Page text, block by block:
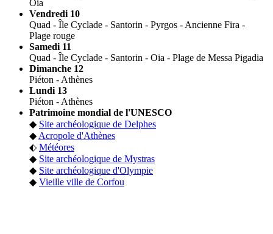
Oia
Vendredi 10
Quad - Île Cyclade - Santorin - Pyrgos - Ancienne Fira -
Plage rouge
Samedi 11
Quad - Île Cyclade - Santorin - Oia - Plage de Messa Pigadia
Dimanche 12
Piéton - Athènes
Lundi 13
Piéton - Athènes
Patrimoine mondial de l'UNESCO
◆ Site archéologique de Delphes
◆ Acropole d'Athènes
⬖ Météores
◆ Site archéologique de Mystras
◆ Site archéologique d'Olympie
◆ Vieille ville de Corfou